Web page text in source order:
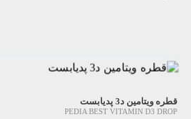
قطره ویتامین د3 پدیابست
PEDIA BEST VITAMIN D3 DROP